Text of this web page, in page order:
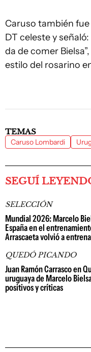
Caruso también
DT celeste y
da de comer
estilo del rosarino
TEMAS
Caruso Lombardi
SEGUÍ
SELECCIÓN
Mundial 2026: Marcelo
España en el
Arrascaeta volvió a
QUEDÓ PICANDO
Juan Ramón Carrasco en
uruguaya de Marcelo
positivos y críticas